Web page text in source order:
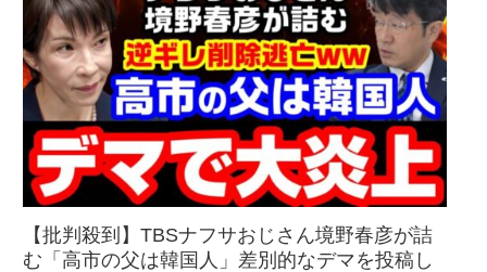
【批判殺到】TBSナフサおじさん境野春彦が詰
む「高市の父は韓国人」差別的なデマを投稿し